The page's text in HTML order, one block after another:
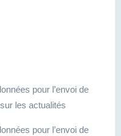
pour l’envoi de
les actualités
pour l’envoi de